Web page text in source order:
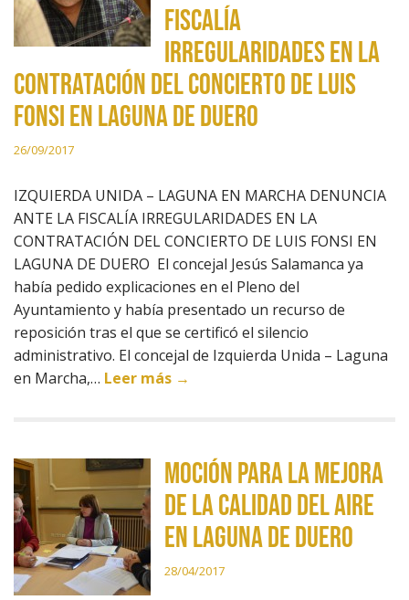
FISCALÍA
IRREGULARIDADES EN LA
CONTRATACIÓN DEL CONCIERTO DE LUIS
FONSI EN LAGUNA DE DUERO
26/09/2017
IZQUIERDA UNIDA – LAGUNA EN MARCHA DENUNCIA
ANTE LA FISCALÍA IRREGULARIDADES EN LA
CONTRATACIÓN DEL CONCIERTO DE LUIS FONSI EN
LAGUNA DE DUERO El concejal Jesús Salamanca ya
había pedido explicaciones en el Pleno del
Ayuntamiento y había presentado un recurso de
reposición tras el que se certificó el silencio
administrativo. El concejal de Izquierda Unida – Laguna
en Marcha,… Leer más →
MOCIÓN PARA LA MEJORA
DE LA CALIDAD DEL AIRE
EN LAGUNA DE DUERO
28/04/2017